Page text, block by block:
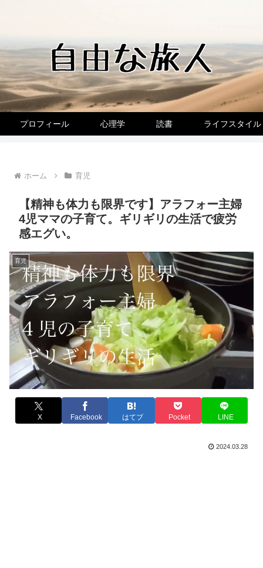
プロフィール 心理学 読書 ライフスタイル
ホーム 育児
【精神も体力も限界です】アラフォー主婦
4児ママの子育て。ギリギリの生活で疲労
感エグい。
育児
X Facebook はてブ Pocket LINE
2024.03.28